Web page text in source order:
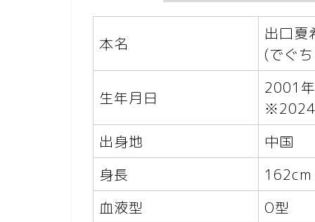
本名
出口夏
(でぐ
生年月日
2001
※2024
出身地
中国
身長
162cm
血液型
O型